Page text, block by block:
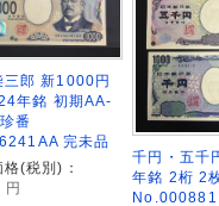
三郎 新1000円
年銘 初期AA-
番
完未品
(税別)：
円
千円・五千
年銘 2桁 2
No.000881